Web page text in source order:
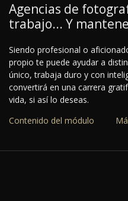
Agencias de
trabajo... Y
Siendo profesional o
propio te puede ayudar a
único, trabaja duro y con
convertirá en una carrera
vida, si así lo deseas.
Contenido del módulo